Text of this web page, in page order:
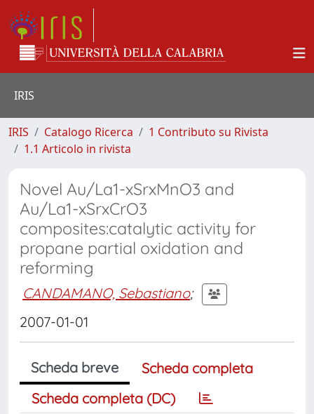
IRIS
IRIS Catalogo Ricerca
1 Contributo su Rivista
1.1 Articolo in rivista
Novel Au/La1-xSrxMnO3 and
Au/La1-xSrxCrO3
composites:catalytic activity for
propane partial oxidation and
reforming
CANDAMANO, Sebastiano;
2007-01-01
Scheda breve
Scheda completa
Scheda completa (DC)